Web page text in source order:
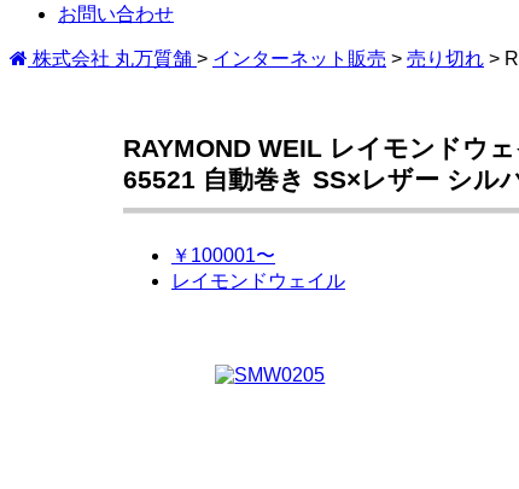
お問い合わせ
株式会社 丸万質舗 > インターネット販売 > 売り切れ >
RAYMOND WEIL レイモンドウ
65521 自動巻き SS×レザー シル
￥100001〜
レイモンドウェイル